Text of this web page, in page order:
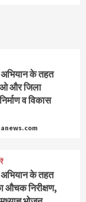
के तहत
और जिला
व विकास
के तहत
औचक निरीक्षण,